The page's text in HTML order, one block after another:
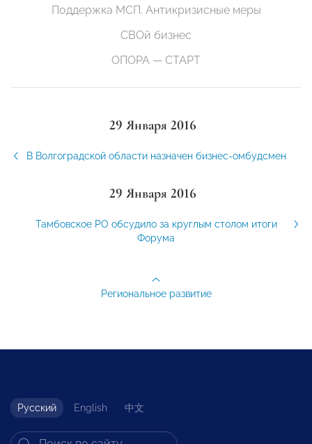
Поддержка МСП. Антикризисные меры
СВОй бизнес
ОПОРА — СТАРТ
29 Января 2016
В Волгоградской области назначен бизнес-омбудсмен
29 Января 2016
Тамбовское РО обсудило за круглым столом итоги
Форума
Региональное развитие
Русский English 中文